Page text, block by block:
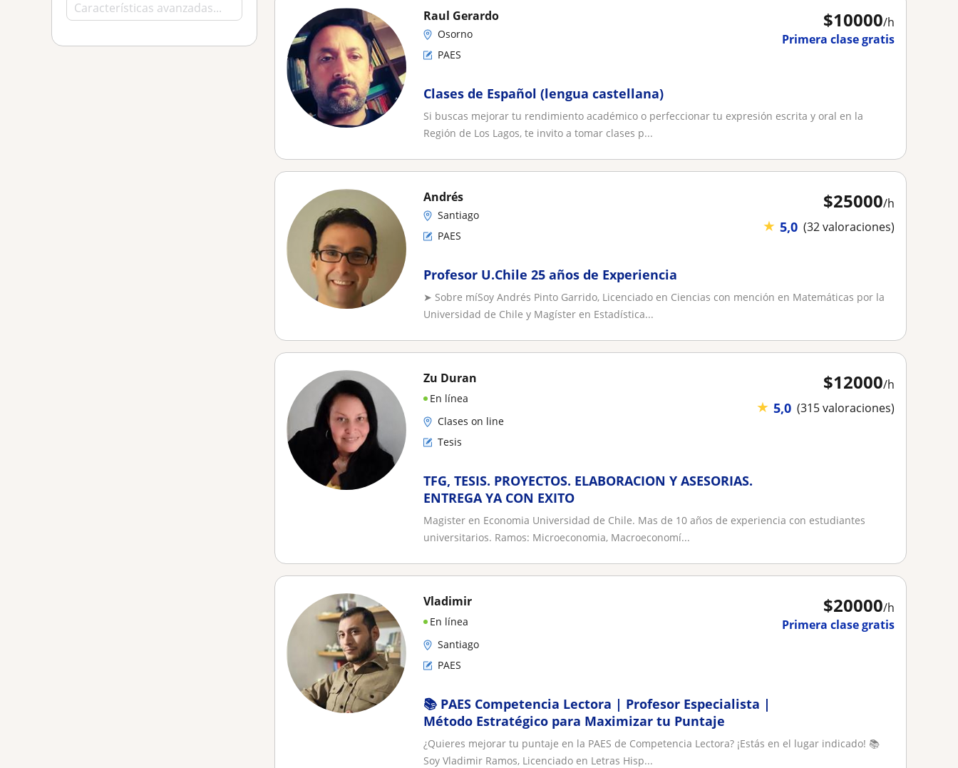
$10000/h
Primera clase gratis
Raul Gerardo
Osorno
PAES
Clases de Español (lengua castellana)
Si buscas mejorar tu rendimiento académico o perfeccionar tu expresión escrita y oral en la
Región de Los Lagos, te invito a tomar clases p...
$25000/h
★ 5,0 (32 valoraciones)
Andrés
Santiago
PAES
Profesor U.Chile 25 años de Experiencia
➤ Sobre míSoy Andrés Pinto Garrido, Licenciado en Ciencias con mención en Matemáticas por la
Universidad de Chile y Magíster en Estadística...
$12000/h
★ 5,0 (315 valoraciones)
Zu Duran
En línea
Clases on line
Tesis
TFG, TESIS. PROYECTOS. ELABORACION Y ASESORIAS.
ENTREGA YA CON EXITO
Magister en Economia Universidad de Chile. Mas de 10 años de experiencia con estudiantes
universitarios. Ramos: Microeconomia, Macroeconomí...
$20000/h
Primera clase gratis
Vladimir
En línea
Santiago
PAES
📚 PAES Competencia Lectora | Profesor Especialista |
Método Estratégico para Maximizar tu Puntaje
¿Quieres mejorar tu puntaje en la PAES de Competencia Lectora? ¡Estás en el lugar indicado! 📚
Soy Vladimir Ramos, Licenciado en Letras Hisp...